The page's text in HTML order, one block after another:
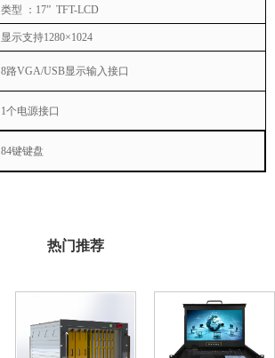
类型 ： 17” TFT-LCD
显示支持1280×1024
8路VGA/USB显示输入接口
1个电源接口
84键键盘
热门推荐